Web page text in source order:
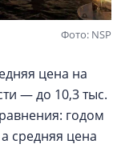
Фото: NSP
цена на
— до 10,3 тыс.
годом
средняя цена